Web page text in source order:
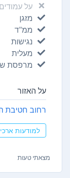
על עמודים
מזגן
ממ"ד
נגישות
מעלית
מרפסת
על האזור
רחוב חטיבת
למודעות
מצאתי טעות